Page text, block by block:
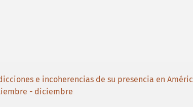
e incoherencias de su presencia en
- diciembre